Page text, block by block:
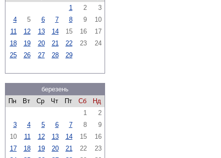
1
2
3
4
5 6 7 8 9
10
11
12 13 14 15 16
17
18
19 20 21 22 23
24
25
26 27 28 29
березень
Пн
Вт Ср Чт Пт Сб
Нд
1
2
3
4 5 6 7 8
9
10
11 12 13 14 15
16
17
18 19 20 21 22
23